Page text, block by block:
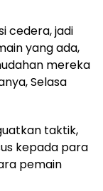
cedera, jadi
yang ada,
mereka
Selasa
taktik,
kepada para
pemain